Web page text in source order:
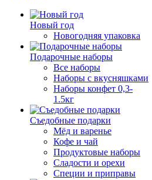
Новый год
Новогодняя упаковка
Подарочные наборы
Все наборы
Наборы с вкусняшками
Наборы конфет 0,3-
1.5кг
Съедобные подарки
Мёд и варенье
Кофе и чай
Продуктовые наборы
Сладости и орехи
Специи и приправы